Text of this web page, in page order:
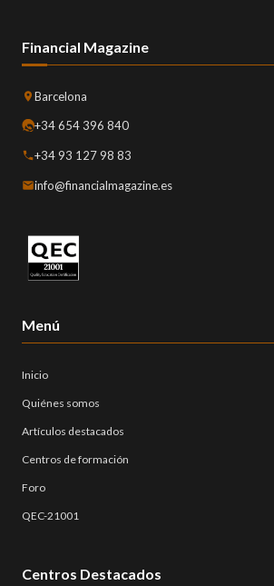
Financial Magazine
Barcelona
+34 654 396 840
+34 93 127 98 83
info@financialmagazine.es
Menú
Inicio
Quiénes somos
Artículos destacados
Centros de formación
Foro
QEC-21001
Centros Destacados